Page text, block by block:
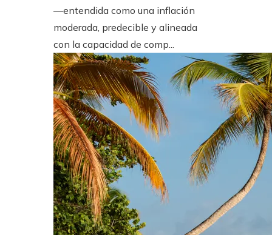
—entendida como una inflación
moderada, predecible y alineada
con la capacidad de comp...